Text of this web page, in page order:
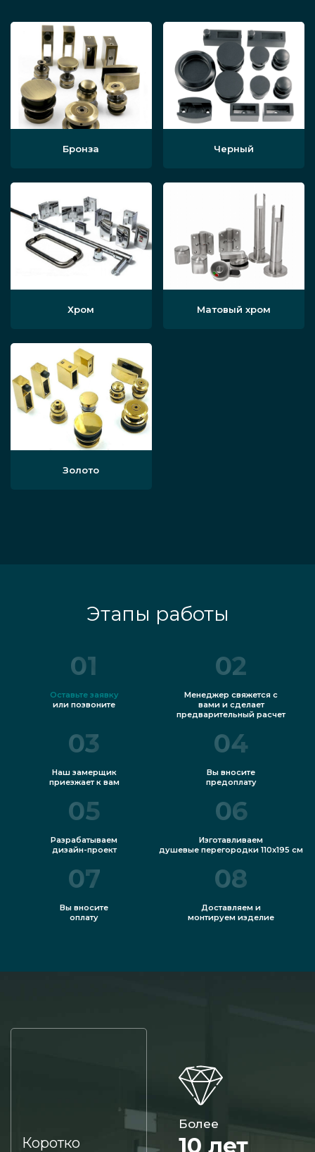
Бронза Черный
Хром Матовый хром
Золото
Этапы работы
01
Оставьте заявку
или позвоните
02
Менеджер свяжется с
вами и сделает
предварительный расчет
03
Наш замерщик
приезжает к вам
04
Вы вносите
предоплату
05
Разрабатываем
дизайн-проект
06
Изготавливаем
душевые перегородки 110x195 см
07
Вы вносите
оплату
08
Доставляем и
монтируем изделие
Коротко
Более
10 лет